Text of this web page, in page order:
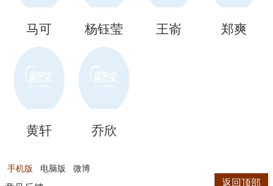
马可 杨钰莹 王嵛 郑爽
黄轩 乔欣
手机版 电脑版 微博
返回顶部